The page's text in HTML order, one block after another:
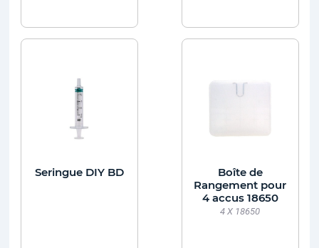
Seringue DIY BD
Boîte de
Rangement pour
4 accus 18650
4 X 18650